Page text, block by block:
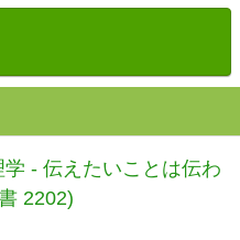
- 伝えたいことは伝わ
2202)